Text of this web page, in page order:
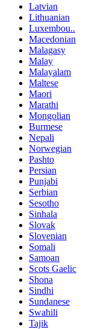
Latvian
Lithuanian
Luxembou..
Macedonian
Malagasy
Malay
Malayalam
Maltese
Maori
Marathi
Mongolian
Burmese
Nepali
Norwegian
Pashto
Persian
Punjabi
Serbian
Sesotho
Sinhala
Slovak
Slovenian
Somali
Samoan
Scots Gaelic
Shona
Sindhi
Sundanese
Swahili
Tajik